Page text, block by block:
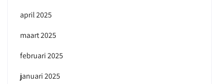
april 2025
maart 2025
februari 2025
januari 2025